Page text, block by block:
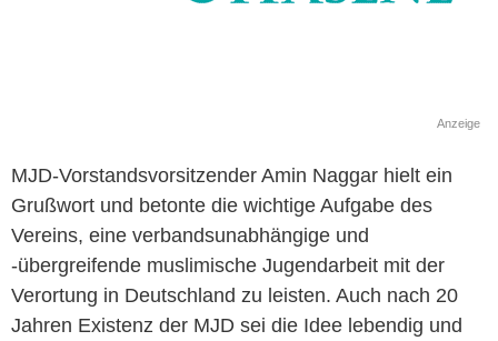
Anzeige
MJD-Vorstandsvorsitzender Amin Naggar hielt ein
Grußwort und betonte die wichtige Aufgabe des
Vereins, eine verbandsunabhängige und
-übergreifende muslimische Jugendarbeit mit der
Verortung in Deutschland zu leisten. Auch nach 20
Jahren Existenz der MJD sei die Idee lebendig und